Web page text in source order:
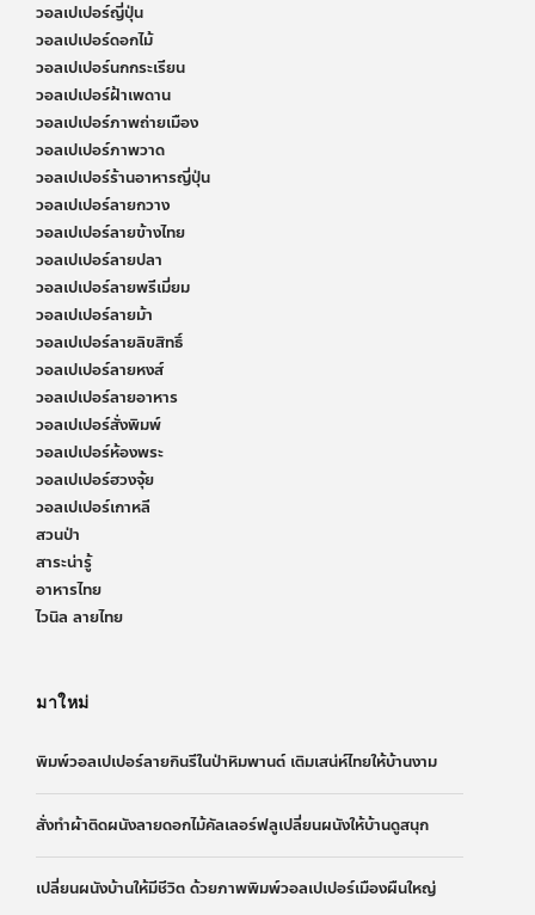
วอลเปเปอร์ญี่ปุ่น
วอลเปเปอร์ดอกไม้
วอลเปเปอร์นกกระเรียน
วอลเปเปอร์ฝ้าเพดาน
วอลเปเปอร์ภาพถ่ายเมือง
วอลเปเปอร์ภาพวาด
วอลเปเปอร์ร้านอาหารญี่ปุ่น
วอลเปเปอร์ลายกวาง
วอลเปเปอร์ลายข้างไทย
วอลเปเปอร์ลายปลา
วอลเปเปอร์ลายพรีเมี่ยม
วอลเปเปอร์ลายม้า
วอลเปเปอร์ลายลิขสิทธิ์
วอลเปเปอร์ลายหงส์
วอลเปเปอร์ลายอาหาร
วอลเปเปอร์สั่งพิมพ์
วอลเปเปอร์ห้องพระ
วอลเปเปอร์ฮวงจุ้ย
วอลเปเปอร์เกาหลี
สวนป่า
สาระน่ารู้
อาหารไทย
ไวนิล ลายไทย
มาใหม่
พิมพ์วอลเปเปอร์ลายกินรีในป่าหิมพานต์ เติมเสน่ห์ไทยให้บ้านงาม
สั่งทำผ้าติดผนังลายดอกไม้คัลเลอร์ฟลูเปลี่ยนผนังให้บ้านดูสนุก
เปลี่ยนผนังบ้านให้มีชีวิต ด้วยภาพพิมพ์วอลเปเปอร์เมืองผืนใหญ่